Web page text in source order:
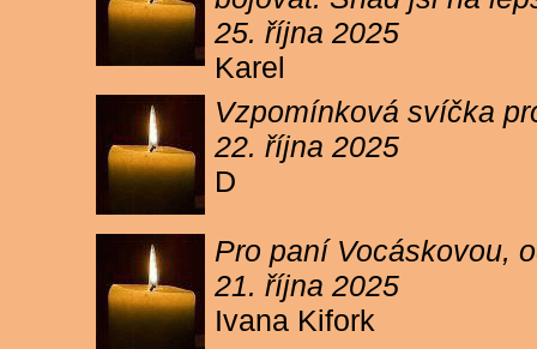
25. října 2025
Karel
Vzpomínková svíčka
22. října 2025
D
Pro paní Vocáskovou,
21. října 2025
Ivana Kifork